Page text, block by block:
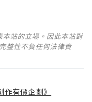
站的立場。因此本站對
整性不負任何法律責
作有價企劃》